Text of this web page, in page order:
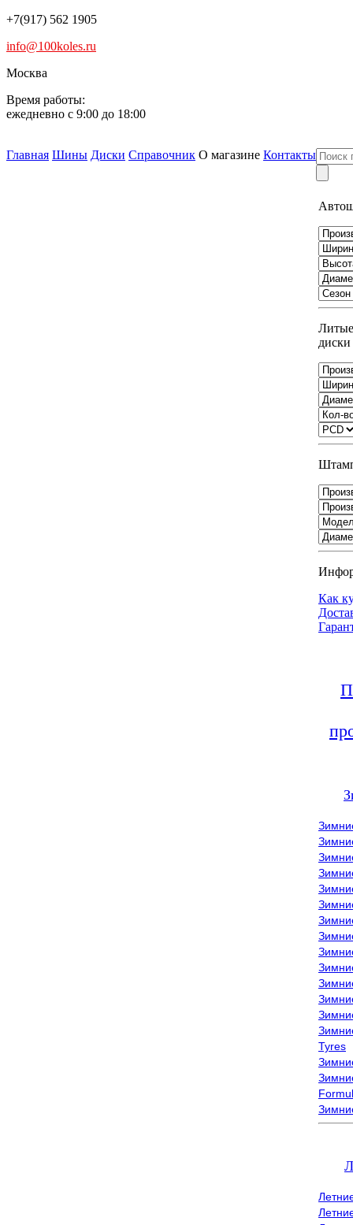
+7(917) 562 1905
info@100koles.ru
Москва
Время работы:
ежедневно с 9:00 до 18:00
Главная Шины Диски Справочник О магазине Контакты
Литые
диски
Как
Tyres